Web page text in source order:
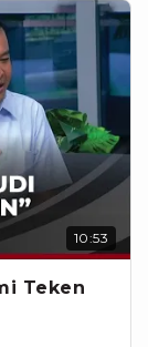
10:53
Teken